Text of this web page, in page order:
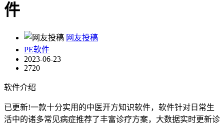
件
网友投稿
PE软件
2023-06-23
2720
软件介绍
已更新!一款十分实用的中医开方知识软件，软件针对日常生
活中的诸多常见病症推荐了丰富诊疗方案，大数据实时更新诊